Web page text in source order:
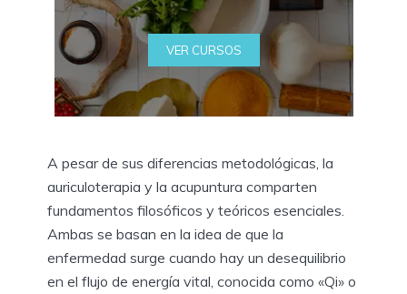
VER CURSOS
A pesar de sus diferencias metodológicas, la
auriculoterapia y la acupuntura comparten
fundamentos filosóficos y teóricos esenciales.
Ambas se basan en la idea de que la
enfermedad surge cuando hay un desequilibrio
en el flujo de energía vital, conocida como «Qi» o